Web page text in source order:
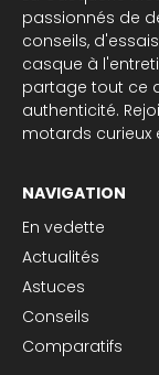
passionnés de
conseils,
casque à
partage tout ce
authenticité.
motards curieux
NAVIGATION
En vedette
Actualités
Astuces
Conseils
Comparatifs